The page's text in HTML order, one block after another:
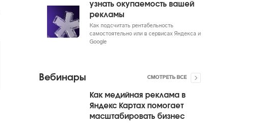
узнать окупаемость вашей
рекламы
Как подсчитать рентабельность
самостоятельно или в сервисах Яндекса и
Google
Вебинары СМОТРЕТЬ ВСЕ
Как медийная реклама в
Яндекс Картах помогает
масштабировать бизнес